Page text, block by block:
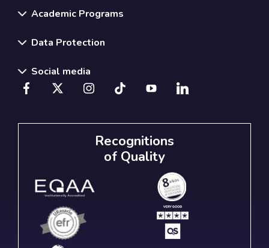
Academic Programs
Data Protection
Social media
Recognitions
of Quality